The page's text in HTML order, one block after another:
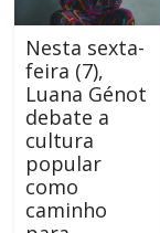
o
Nesta sexta-
feira (7),
Luana Génot
debate a
cultura
popular
como
caminho